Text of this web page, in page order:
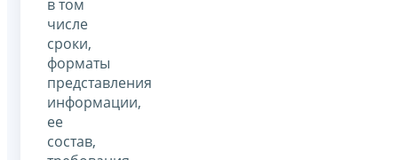
в том
числе
сроки,
форматы
представления
информации,
ее
состав,